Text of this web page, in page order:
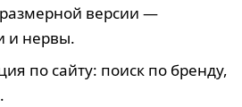
версии —
и нервы.
по сайту: поиск по бренду,